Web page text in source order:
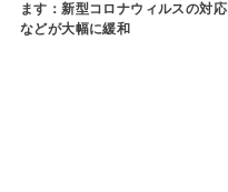
ます：新型コロナウィルスの対応
などが大幅に緩和